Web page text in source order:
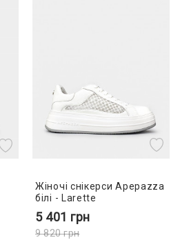
Жіночі снікерси Apepazza
білі - Larette
5 401 грн
9 820грн